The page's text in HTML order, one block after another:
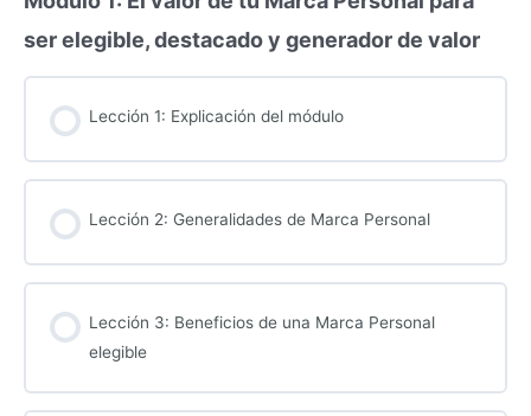
ser elegible, destacado y generador de valor
Lección 1: Explicación del módulo
Lección 2: Generalidades de Marca Personal
Lección 3: Beneficios de una Marca Personal
elegible